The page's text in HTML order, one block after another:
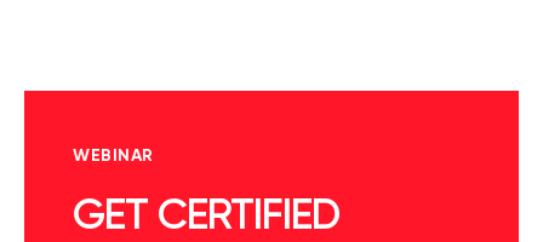
WEBINAR
GET CERTIFIED